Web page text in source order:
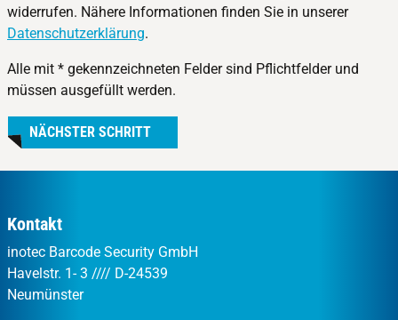
widerrufen. Nähere Informationen finden Sie in unserer
Datenschutzerklärung.
Alle mit * gekennzeichneten Felder sind Pflichtfelder und
müssen ausgefüllt werden.
NÄCHSTER SCHRITT
Kontakt
inotec Barcode Security GmbH
Havelstr. 1- 3 //// D-24539
Neumünster